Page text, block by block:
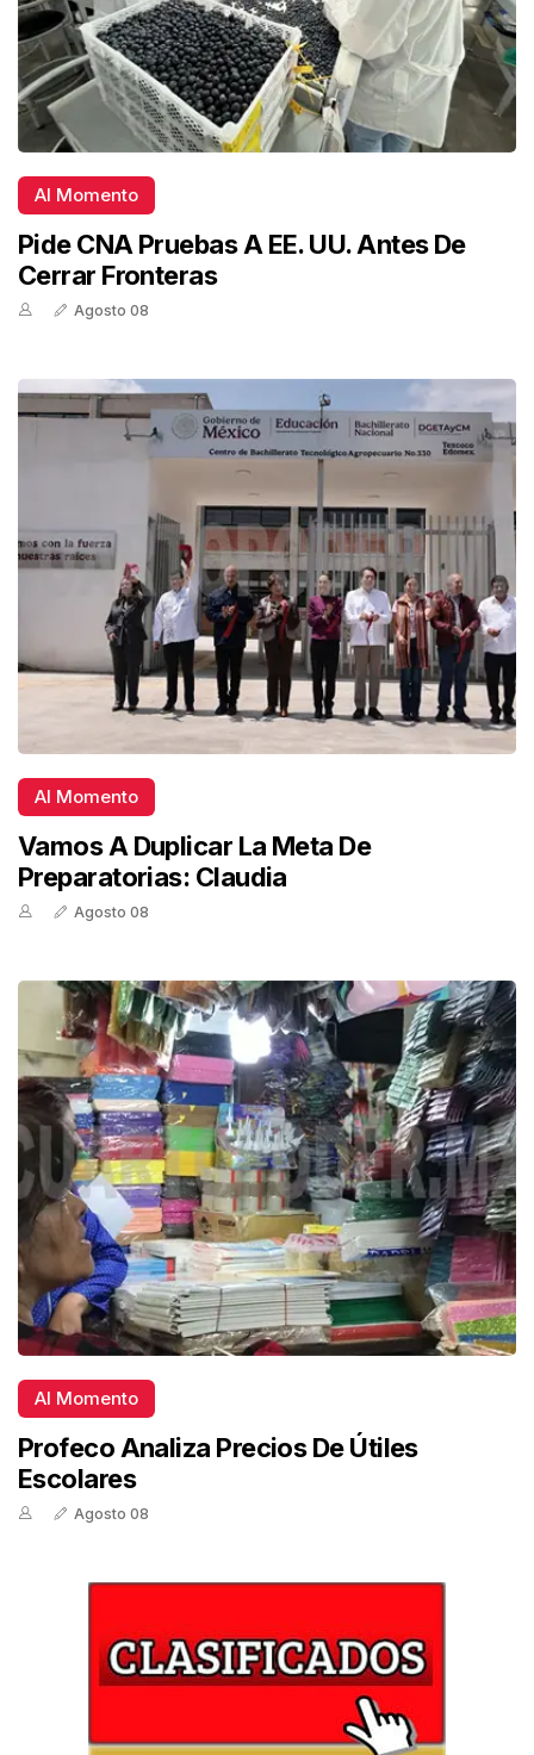
Al Momento
Pide CNA Pruebas A EE. UU. Antes De
Cerrar Fronteras
Agosto 08
Al Momento
Vamos A Duplicar La Meta De
Preparatorias: Claudia
Agosto 08
Al Momento
Profeco Analiza Precios De Útiles
Escolares
Agosto 08